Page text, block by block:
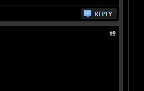
#9